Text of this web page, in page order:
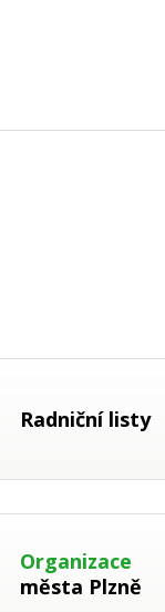
Radniční listy
Organizace
města Plzně